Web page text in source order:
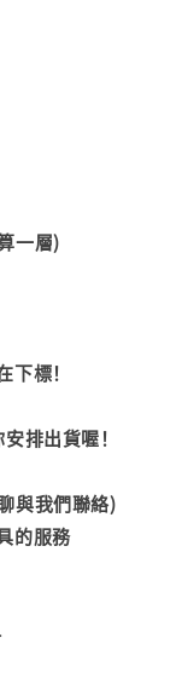
一層)
標！
排出貨喔！
與我們聯絡)
的服務